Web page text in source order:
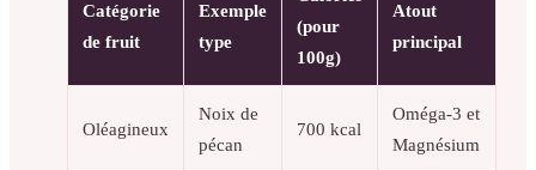
Catégorie
de fruit
Exemple
type
(pour
100g)
Atout
principal
Oléagineux
Noix de
pécan
700 kcal
Oméga-3 et
Magnésium